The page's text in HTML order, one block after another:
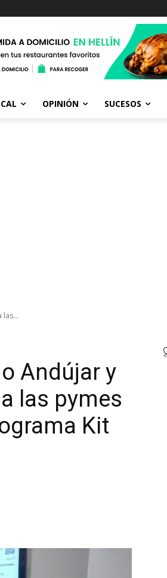
OPINIÓN SUCESOS
las...
Andújar y
las pymes
Kit